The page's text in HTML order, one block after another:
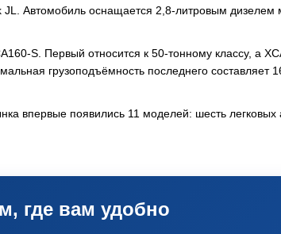
JL. Автомобиль оснащается 2,8-литровым
S. Первый относится к 50-тонному классу, а
грузоподъёмность последнего составляет
впервые появились 11 моделей: шесть легковых
где вам удобно